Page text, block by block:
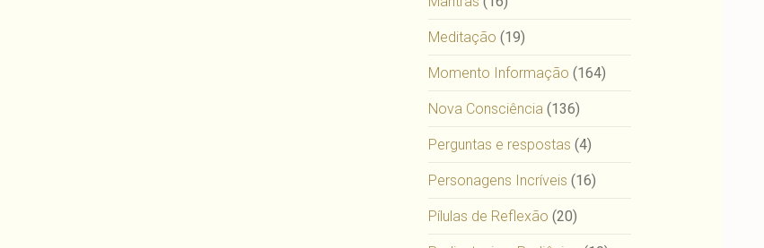
Meditação (19)
Momento Informação (164)
Nova Consciência (136)
Perguntas e respostas (4)
Personagens Incríveis (16)
Pílulas de Reflexão (20)